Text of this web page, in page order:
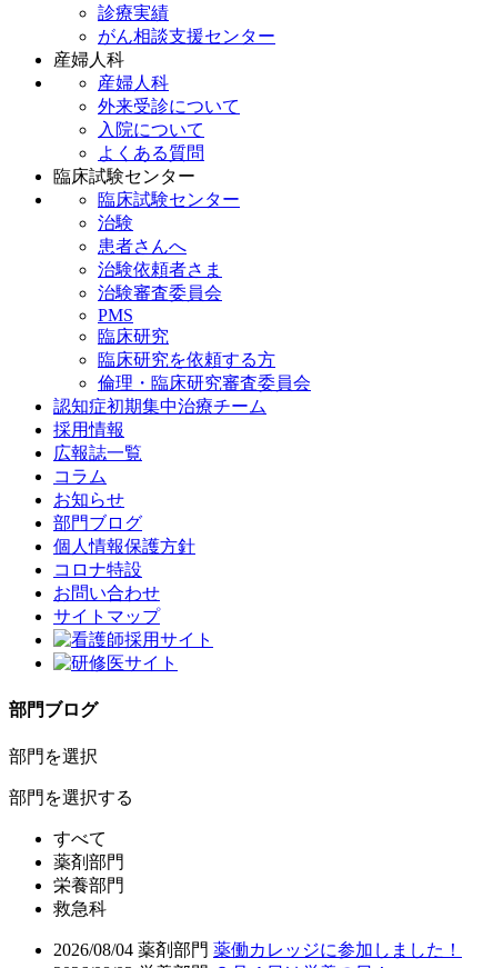
診療実績
がん相談支援センター
産婦人科
産婦人科
外来受診について
入院について
よくある質問
臨床試験センター
臨床試験センター
治験
患者さんへ
治験依頼者さま
治験審査委員会
PMS
臨床研究
臨床研究を依頼する方
倫理・臨床研究審査委員会
認知症初期集中治療チーム
採用情報
広報誌一覧
コラム
お知らせ
部門ブログ
個人情報保護方針
コロナ特設
お問い合わせ
サイトマップ
部門ブログ
部門を選択
部門を選択する
すべて
薬剤部門
栄養部門
救急科
2026/08/04 薬剤部門 薬働カレッジに参加しました！